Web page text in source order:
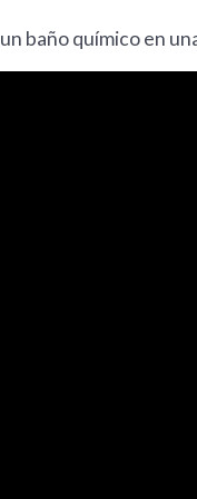
baño químico en